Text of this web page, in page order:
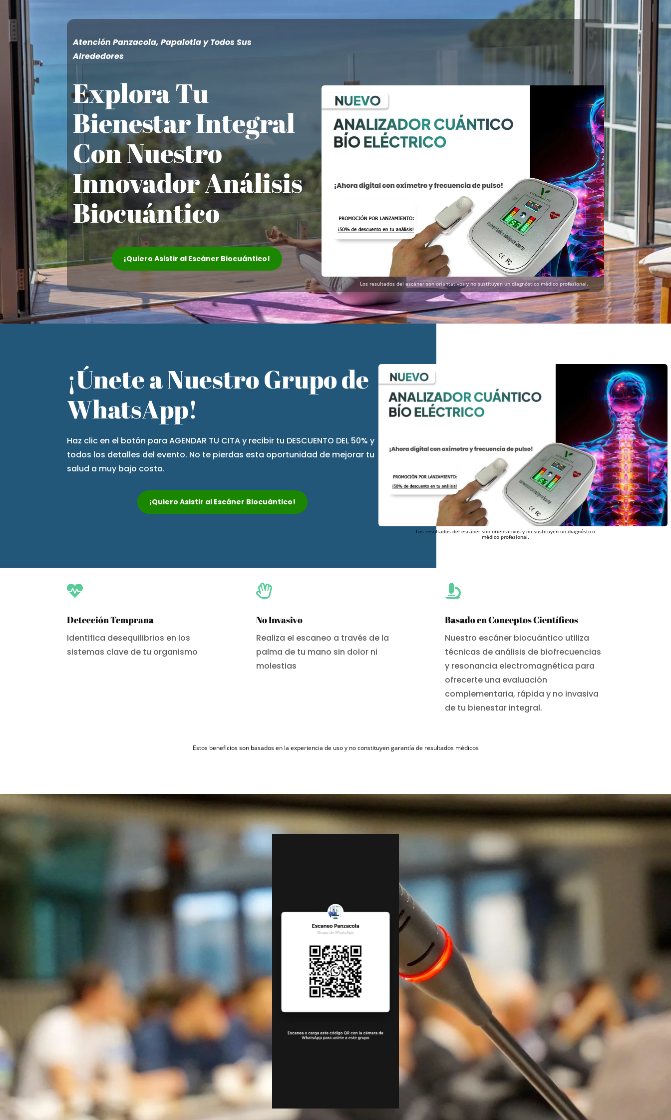
Atención Panzacola, Papalotla y Todos Sus
Alrededores
Explora Tu
Bienestar Integral
Con Nuestro
Innovador Análisis
Biocuántico
¡Quiero Asistir al Escáner Biocuántico!
Los resultados del escáner son orientativos y no sustituyen un diagnóstico médico profesional.
¡Únete a Nuestro Grupo de
WhatsApp!
Haz clic en el botón para AGENDAR TU CITA y recibir tu DESCUENTO DEL 50% y
todos los detalles del evento. No te pierdas esta oportunidad de mejorar tu
salud a muy bajo costo.
¡Quiero Asistir al Escáner Biocuántico!
Los resultados del escáner son orientativos y no sustituyen un diagnóstico
médico profesional.

Detección Temprana
Identifica desequilibrios en los
sistemas clave de tu organismo

No Invasivo
Realiza el escaneo a través de la
palma de tu mano sin dolor ni
molestias

Basado en Conceptos Científicos
Nuestro escáner biocuántico utiliza
técnicas de análisis de biofrecuencias
y resonancia electromagnética para
ofrecerte una evaluación
complementaria, rápida y no invasiva
de tu bienestar integral.
Estos beneficios son basados en la experiencia de uso y no constituyen garantía de resultados médicos